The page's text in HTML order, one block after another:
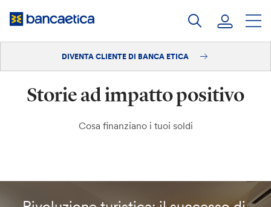
Diventa cliente
DIVENTA CLIENTE DI BANCA ETICA
Storie ad impatto positivo
Cosa finanziano i tuoi soldi